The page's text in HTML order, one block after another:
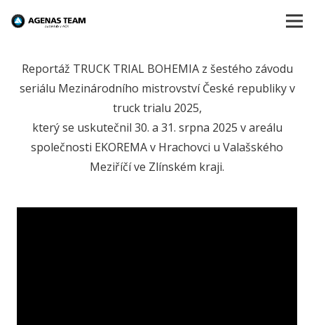
Reportáž TRUCK TRIAL BOHEMIA z šestého závodu
seriálu Mezinárodního mistrovství České republiky v
truck trialu 2025,
který se uskutečnil 30. a 31. srpna 2025 v areálu
společnosti EKOREMA v Hrachovci u Valašského
Meziříčí ve Zlínském kraji.